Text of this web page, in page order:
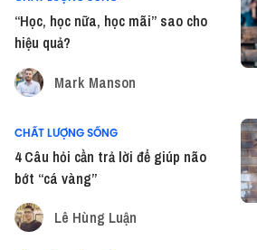
“Học, học nữa, học mãi” sao cho
hiệu quả?
Mark Manson
CHẤT LƯỢNG SỐNG
4 Câu hỏi cần trả lời để giúp não
bớt “cá vàng”
Lê Hùng Luận